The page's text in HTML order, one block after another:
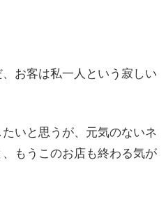
お客は私一人という寂しい
いと思うが、元気のないネ
もうこのお店も終わる気が